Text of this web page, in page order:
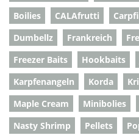
Boilies
CALAfrutti
Dumbellz
Frankreich
Freezer Baits
Hookbaits
Karpfenangeln
Korda
Maple Cream
Minibolies
Nasty Shrimp
Pellets